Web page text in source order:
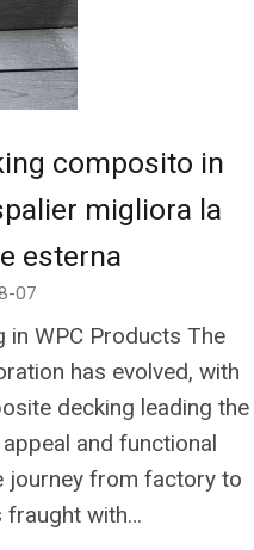
composito in
migliora la
esterna
07
in WPC Products The
has evolved, with
decking leading the
and functional
journey from factory to
fraught with…